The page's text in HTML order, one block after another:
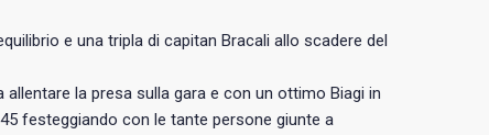
e una tripla di capitan Bracali allo scadere del
la presa sulla gara e con un ottimo Biagi in
festeggiando con le tante persone giunte a